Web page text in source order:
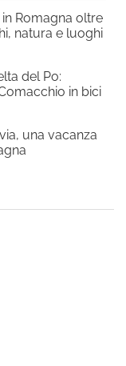
Romagna oltre
natura e luoghi
del Po:
in bici
una vacanza